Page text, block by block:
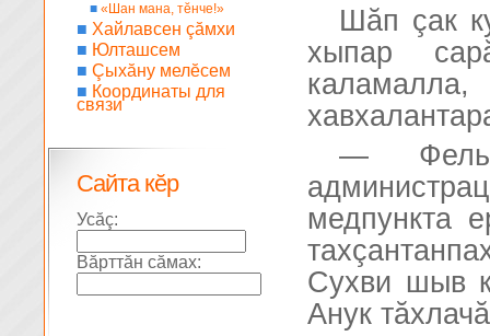
Шăп çак
хыпар
—
медпункта
Сухви шыв
Анук
■ «Шан мана, тĕнче!»
■ Хайлавсен çăмхи
■ Юлташсем
■ Çыхăну мелĕсем
■ Координаты для
связи
Сайта кĕр
Усăç:
Вăрттăн сăмах: